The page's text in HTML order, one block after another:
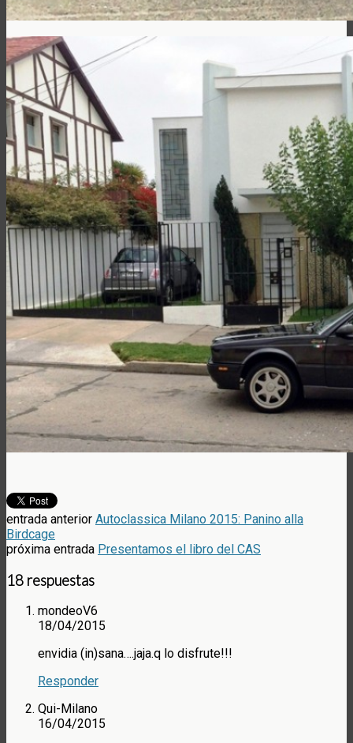
entrada anterior Autoclassica Milano 2015: Panino alla
Birdcage
próxima entrada Presentamos el libro del CAS
18 respuestas
mondeoV6
18/04/2015
envidia (in)sana….jaja.q lo disfrute!!!
Responder
Qui-Milano
16/04/2015